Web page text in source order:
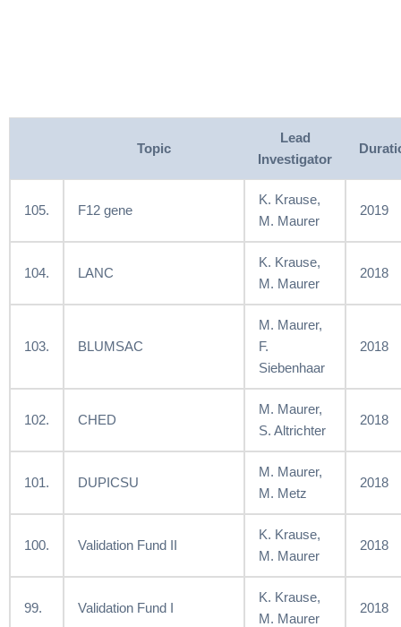
Topic
Lead
Investigator
105. F12 gene
K. Krause,
M. Maurer
2019
104. LANC
K. Krause,
M. Maurer
2018
103. BLUMSAC
M. Maurer,
F.
Siebenhaar
2018
102. CHED
M. Maurer,
S. Altrichter
2018
101. DUPICSU
M. Maurer,
M. Metz
2018
100. Validation Fund II
K. Krause,
M. Maurer
2018
99. Validation Fund I
K. Krause,
M. Maurer
2018